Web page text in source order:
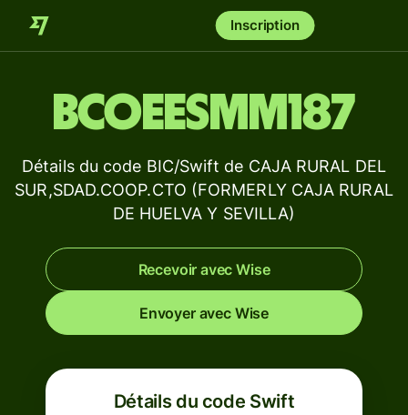
Inscription
BCOEESMM187
Détails du code BIC/Swift de CAJA RURAL DEL
SUR,SDAD.COOP.CTO (FORMERLY CAJA RURAL
DE HUELVA Y SEVILLA)
Recevoir avec Wise
Envoyer avec Wise
Détails du code Swift